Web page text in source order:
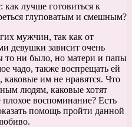
как лучше готовиться к
глуповатым и смешным?
мужчин, так как от
девушки зависит очень
то ни было, но матери и папы
чадо, также воспрещать ей
им не нравятся. Что
людям, каковые хотят
воспоминание? Есть
помощь пройти данной